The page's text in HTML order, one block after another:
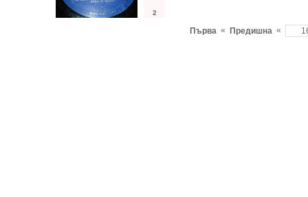
2
Първа « Предишна «